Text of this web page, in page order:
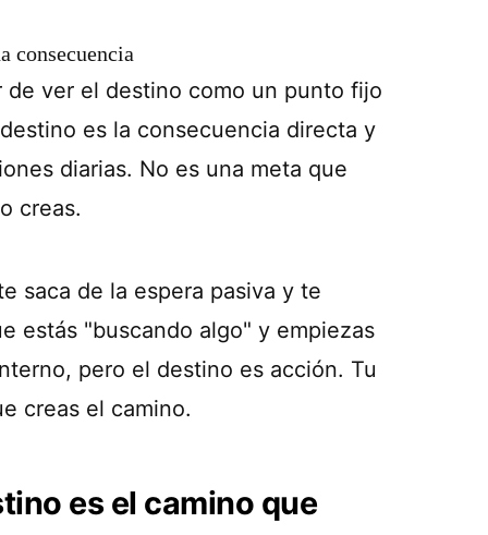
consecuencia
de ver el destino como un punto fijo
es la consecuencia directa y
diarias. No es una meta que
creas.
saca de la espera pasiva y te
estás "buscando algo" y empiezas
pero el destino es acción. Tu
creas el camino.
es el camino que